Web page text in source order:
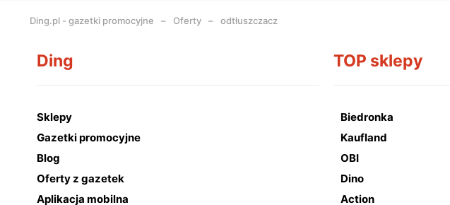
Ding.pl - gazetki promocyjne Oferty odtłuszczacz
Ding
Sklepy
Gazetki promocyjne
Blog
Oferty z gazetek
Aplikacja mobilna
TOP sklepy
Biedronka
Kaufland
OBI
Dino
Action